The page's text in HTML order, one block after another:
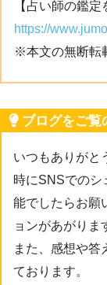
【占い師の鑑
https://
※本文の無断転
ブログをご覧
いつもありがと
時にSNSでのシ
能でしたらお願
ョンがあがりま
また、感想や答
ております。